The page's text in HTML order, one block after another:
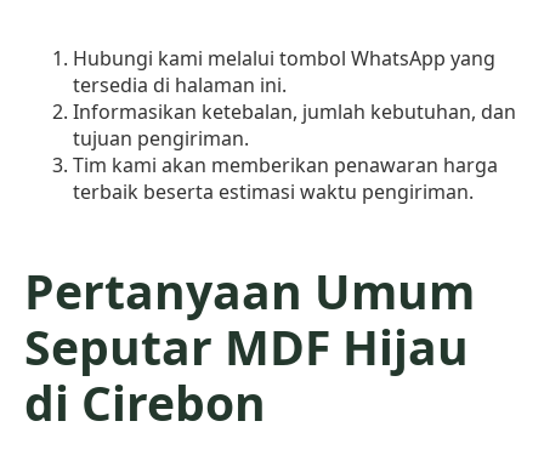
Hubungi kami melalui tombol WhatsApp yang
tersedia di halaman ini.
Informasikan ketebalan, jumlah kebutuhan, dan
tujuan pengiriman.
Tim kami akan memberikan penawaran harga
terbaik beserta estimasi waktu pengiriman.
Pertanyaan Umum
Seputar MDF Hijau
di Cirebon